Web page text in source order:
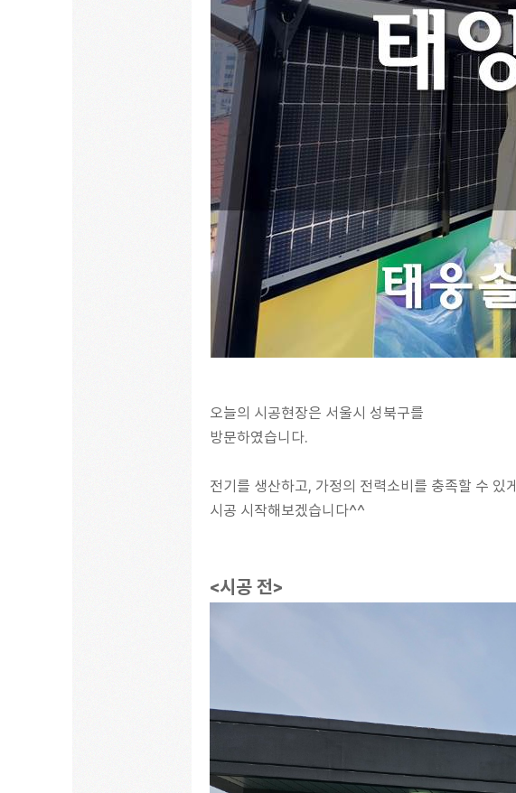
오늘의 시공현장은 서울시 성북구를
방문하였습니다.
​전기를 생산하고, 가정의 전력소비를 충족할 수 있게
​시공 시작해보겠습니다^^
<시공 전>